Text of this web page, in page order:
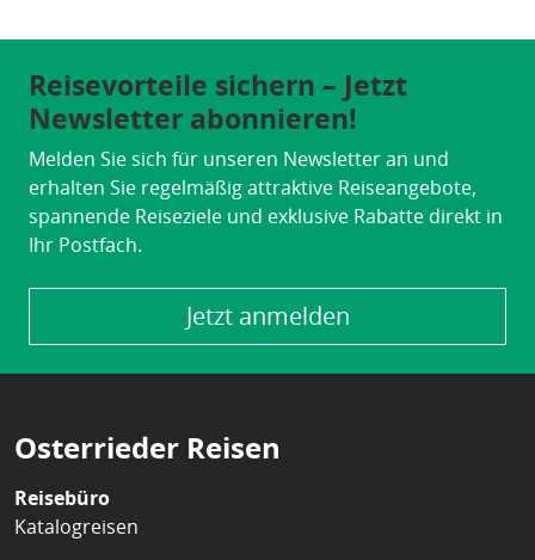
Reisevorteile sichern – Jetzt
Newsletter abonnieren!
Melden Sie sich für unseren Newsletter an und
erhalten Sie regelmäßig attraktive Reiseangebote,
spannende Reiseziele und exklusive Rabatte direkt in
Ihr Postfach.
Jetzt anmelden
Osterrieder Reisen
Reisebüro
Katalogreisen